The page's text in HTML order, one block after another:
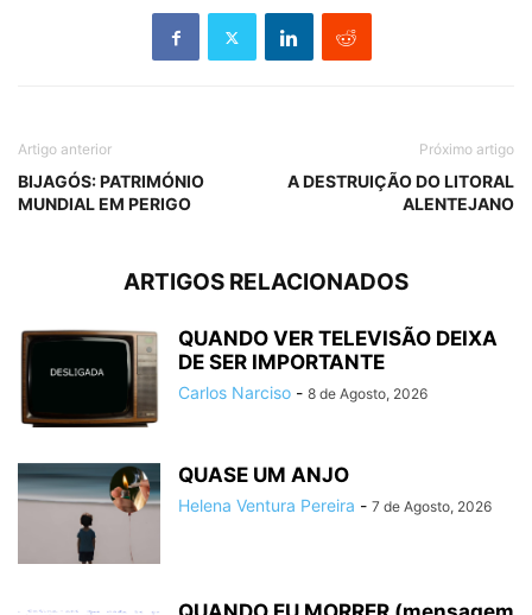
Artigo anterior
BIJAGÓS: PATRIMÓNIO
MUNDIAL EM PERIGO
Próximo artigo
A DESTRUIÇÃO DO LITORAL
ALENTEJANO
ARTIGOS RELACIONADOS
QUANDO VER TELEVISÃO DEIXA
DE SER IMPORTANTE
Carlos Narciso - 8 de Agosto, 2026
QUASE UM ANJO
Helena Ventura Pereira - 7 de Agosto, 2026